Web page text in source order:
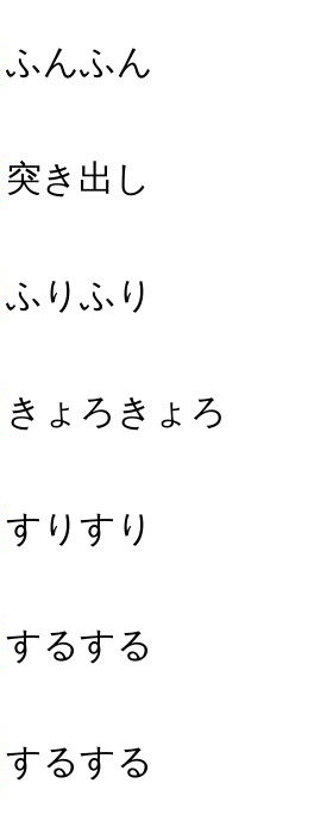
ふんふん
突き出し
ふりふり
きょろきょろ
すりすり
するする
するする